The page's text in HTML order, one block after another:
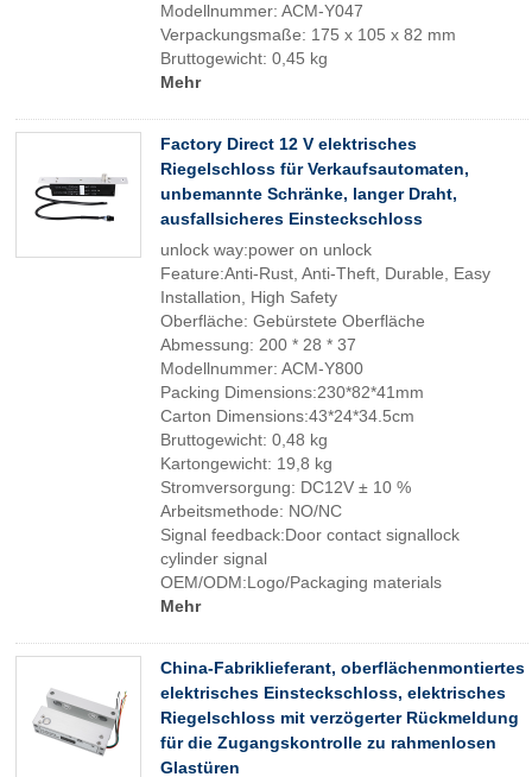
Modellnummer: ACM-Y047
Verpackungsmaße: 175 x 105 x 82 mm
Bruttogewicht: 0,45 kg
Mehr
Factory Direct 12 V elektrisches
Riegelschloss für Verkaufsautomaten,
unbemannte Schränke, langer Draht,
ausfallsicheres Einsteckschloss
unlock way:power on unlock
Feature:Anti-Rust, Anti-Theft, Durable, Easy
Installation, High Safety
Oberfläche: Gebürstete Oberfläche
Abmessung: 200 * 28 * 37
Modellnummer: ACM-Y800
Packing Dimensions:230*82*41mm
Carton Dimensions:43*24*34.5cm
Bruttogewicht: 0,48 kg
Kartongewicht: 19,8 kg
Stromversorgung: DC12V ± 10 %
Arbeitsmethode: NO/NC
Signal feedback:Door contact signallock
cylinder signal
OEM/ODM:Logo/Packaging materials
Mehr
China-Fabriklieferant, oberflächenmontiertes
elektrisches Einsteckschloss, elektrisches
Riegelschloss mit verzögerter Rückmeldung
für die Zugangskontrolle zu rahmenlosen
Glastüren